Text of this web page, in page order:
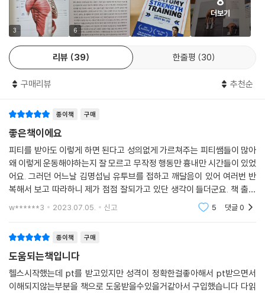
3 6
더보기
리뷰 39 한줄평 30
구매리뷰 추천순
종이책 구매
좋은책이에요
피티를 받아도 이렇게 하면 된다고 성의없게 가르쳐주는 피티쌤들이 많아
왜 이렇게 운동해야하는지 잘 모르고 무작정 행동만 흉내만 시간들이 있었
어요. 그러던 어느날 김명섭님 유투브를 접하고 깨달음이 있어 여러번 반
복해서 보고 따라하니 제가 점점 잘되가고 있단 생각이 들더군요. 책 출판
하셨다하셔서 다시 한번 보고 복습했습니다. 영상은 쉽게 정보를 접하는
w******3 2023.07.05. 신고 5 댓글0
종이책 구매
도움되는책입니다
헬스시작했는데 pt를 받고있지만 성격이 정확한걸좋아해서 pt받으면서
이해되지않는부분을 책으로 도움받을수있을거같아서 구입했습니다 다읽